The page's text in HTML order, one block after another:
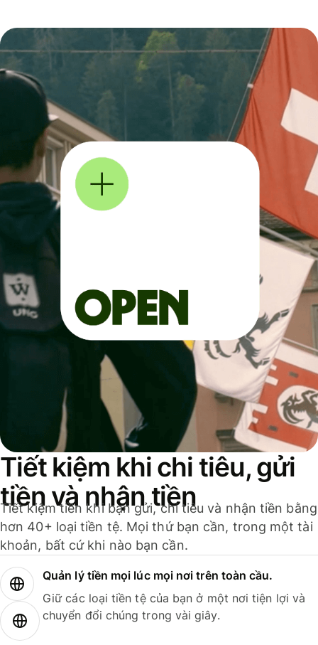
Tiết kiệm khi chi tiêu, gửi
tiền và nhận tiền
Tiết kiệm tiền khi bạn gửi, chi tiêu và nhận tiền bằng
hơn 40+ loại tiền tệ. Mọi thứ bạn cần, trong một tài
khoản, bất cứ khi nào bạn cần.
Quản lý tiền mọi lúc mọi nơi trên toàn cầu.
Giữ các loại tiền tệ của bạn ở một nơi tiện lợi và
chuyển đổi chúng trong vài giây.